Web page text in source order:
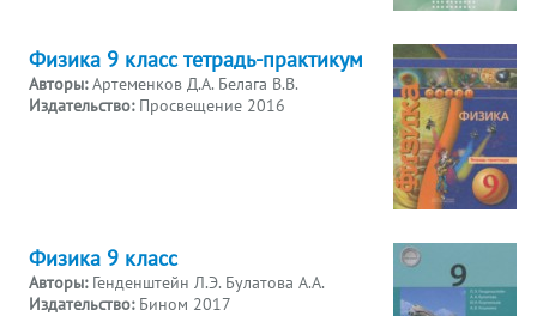
Физика 9 класс тетрадь-практикум
Авторы:Артеменков Д.А. Белага В.В.
Издательство: Просвещение 2016
Физика 9 класс
Авторы: Генденштейн Л.Э. Булатова А.А.
Издательство: Бином 2017